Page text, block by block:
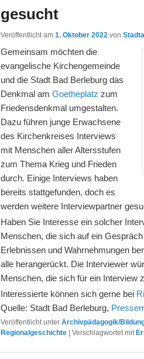
gesucht
Veröffentlicht am1. Oktober 2022 von
Gemeinsam möchten die
evangelische Kirchengemeinde
und die Stadt Bad Berleburg das
Denkmal amGoetheplatz zum
Friedensdenkmal umgestalten.
Dazu führen junge Erwachsene
des Kirchenkreises Interviews
mit Menschen aller Altersstufen
zum Thema Krieg und Frieden
durch. Einige Interviews haben
bereits stattgefunden, doch es
werden weitere Interviewpartner
Haben Sie Interesse ein solcher
Menschen, die sich auf ein
Erlebnissen und Wahrnehmungen
alle herangerückt. Die Interviewer
Menschen, die sich für ein Interview
Interessierte können sich gerne bei
Quelle: Stadt Bad Berleburg,
Veröffentlicht unter Archivpädagogik/
Regionalgeschichte
|Verschlagwortet mit